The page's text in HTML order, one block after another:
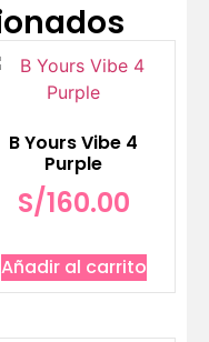
B Yours Vibe 4
Purple
S/160.00
Añadir al carrito